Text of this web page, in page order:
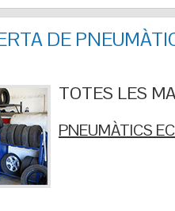
DE
TOTES LES
PNEUMÀTICS